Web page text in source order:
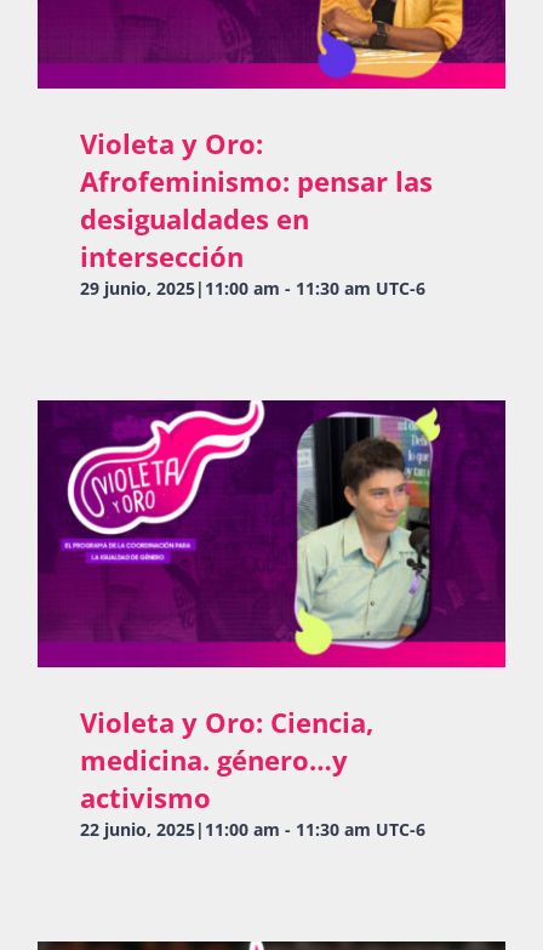
Violeta y Oro:
Afrofeminismo: pensar las
desigualdades en
intersección
29 junio, 2025|11:00 am - 11:30 am UTC-6
Violeta y Oro: Ciencia,
medicina. género…y
activismo
22 junio, 2025|11:00 am - 11:30 am UTC-6